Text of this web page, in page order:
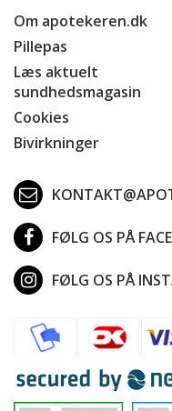
Om apotekeren.dk
Pillepas
Læs aktuelt
sundhedsmagasin
Cookies
Bivirkninger
FØLG OS PÅ
FØLG OS PÅ